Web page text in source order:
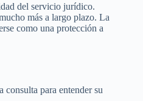
del servicio jurídico.
más a largo plazo. La
como una protección a
consulta para entender su